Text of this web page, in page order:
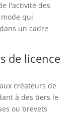
l'activité des
qui
un cadre
de licence
créateurs de
à des tiers le
ou brevets